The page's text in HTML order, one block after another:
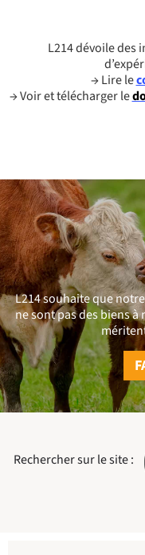
L214 dévoile des
→ Lire le
→ Voir et télécharger le
L214 souhaite que
ne sont pas des biens
Rechercher sur le site :